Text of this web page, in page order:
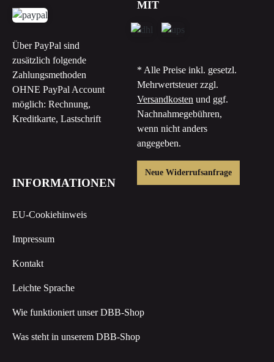
Über PayPal sind
zusätzlich folgende
Zahlungsmethoden
OHNE PayPal Account
möglich: Rechnung,
Kreditkarte, Lastschrift
MIT
* Alle Preise inkl. gesetzl.
Mehrwertsteuer zzgl.
Versandkosten und ggf.
Nachnahmegebühren,
wenn nicht anders
angegeben.
Neue Widerrufsanfrage
INFORMATIONEN
EU-Cookiehinweis
Impressum
Kontakt
Leichte Sprache
Wie funktioniert unser DBB-Shop
Was steht in unserem DBB-Shop